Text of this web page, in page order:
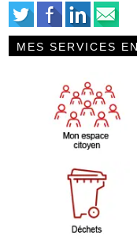
MES SERVICES